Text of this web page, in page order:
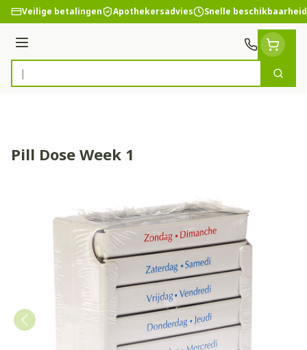
Ga naar de inhoud
Veilige betalingen Apothekersadvies Snelle beschikbaarheid
Menu
Product, merk, categorie...
Zoek
Pill Dose Week 1